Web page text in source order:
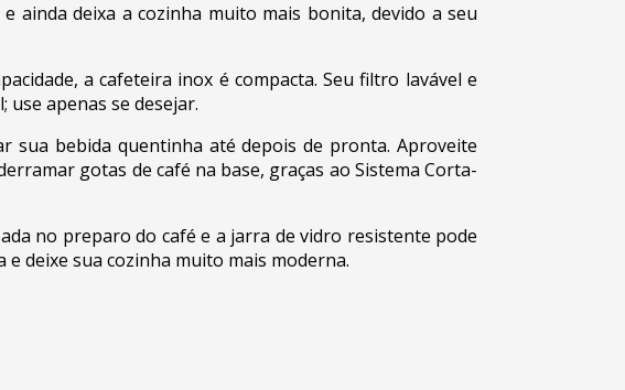
ainda deixa a cozinha muito mais bonita, devido a seu
a cafeteira inox é compacta. Seu filtro lavável e
apenas se desejar.
sua bebida quentinha até depois de pronta. Aproveite
gotas de café na base, graças ao Sistema Corta-
no preparo do café e a jarra de vidro resistente pode
deixe sua cozinha muito mais moderna.